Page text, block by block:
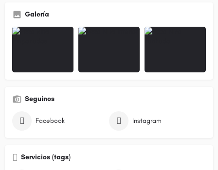
Galería
Seguinos
Facebook Instagram
Servicios (tags)